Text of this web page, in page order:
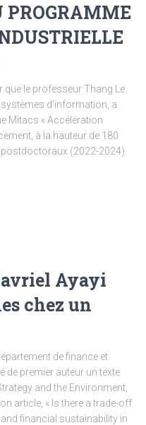
PROGRAMME
le professeur Thang Le
d’information, a
Mitacs « Accélération
à la hauteur de 180
(2022-2024).
Ayayi
chez un
de finance et
de premier auteur un texte
and the Environment,
article, « Is there a trade-off
financial sustainability in